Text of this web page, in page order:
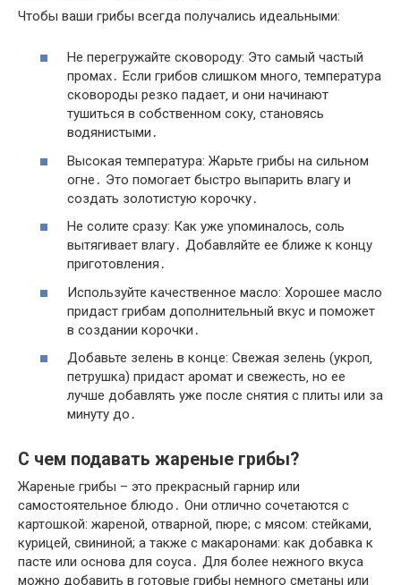
Чтобы ваши грибы всегда получались идеальными:
Не перегружайте сковороду: Это самый частый
промах․ Если грибов слишком много‚ температура
сковороды резко падает‚ и они начинают
тушиться в собственном соку‚ становясь
водянистыми․
Высокая температура: Жарьте грибы на сильном
огне․ Это помогает быстро выпарить влагу и
создать золотистую корочку․
Не солите сразу: Как уже упоминалось‚ соль
вытягивает влагу․ Добавляйте ее ближе к концу
приготовления․
Используйте качественное масло: Хорошее масло
придаст грибам дополнительный вкус и поможет
в создании корочки․
Добавьте зелень в конце: Свежая зелень (укроп‚
петрушка) придаст аромат и свежесть‚ но ее
лучше добавлять уже после снятия с плиты или за
минуту до․
С чем подавать жареные грибы?
Жареные грибы – это прекрасный гарнир или
самостоятельное блюдо․ Они отлично сочетаются с
картошкой: жареной‚ отварной‚ пюре; с мясом: стейками‚
курицей‚ свининой; а также с макаронами: как добавка к
пасте или основа для соуса․ Для более нежного вкуса
можно добавить в готовые грибы немного сметаны или